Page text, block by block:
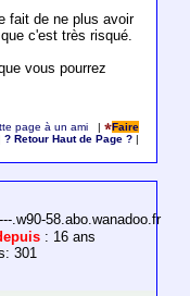
fait de ne plus avoir
c'est très risqué.
vous pourrez
page à un ami |
Faire
|? Retour Haut de Page ?
.w90-58.abo.wanadoo.fr
: 16 ans
301